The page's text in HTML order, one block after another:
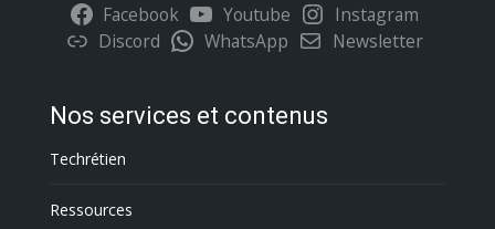
Facebook Youtube
Instagram
Discord
WhatsApp Newsletter
Nos services et contenus
Techrétien
Ressources